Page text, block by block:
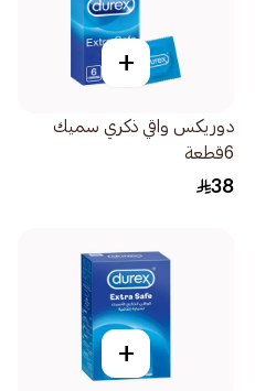
+
دوريكس واقي ذكري سميك
6قطعة
38
+